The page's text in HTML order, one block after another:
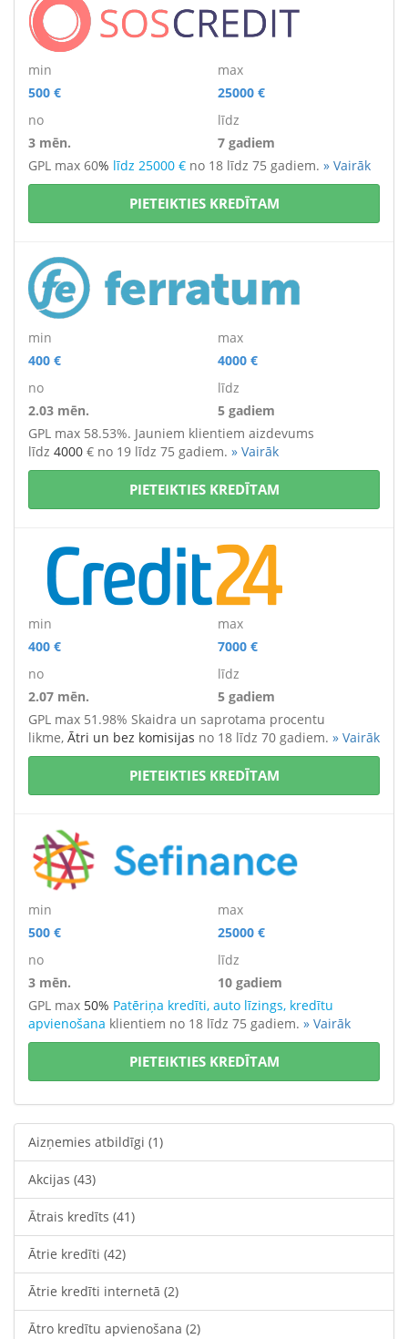
min
500 €
max
25000 €
no
3 mēn.
līdz
7 gadiem
GPL max 60% līdz 25000 € no 18 līdz 75 gadiem. » Vairāk
PIETEIKTIES KREDĪTAM
min
400 €
max
4000 €
no
2.03 mēn.
līdz
5 gadiem
GPL max 58.53%. Jauniem klientiem aizdevums
līdz 4000 € no 19 līdz 75 gadiem. » Vairāk
PIETEIKTIES KREDĪTAM
min
400 €
max
7000 €
no
2.07 mēn.
līdz
5 gadiem
GPL max 51.98% Skaidra un saprotama procentu
likme, Ātri un bez komisijas no 18 līdz 70 gadiem. » Vairāk
PIETEIKTIES KREDĪTAM
min
500 €
max
25000 €
no
3 mēn.
līdz
10 gadiem
GPL max 50% Patēriņa kredīti, auto līzings, kredītu
apvienošana klientiem no 18 līdz 75 gadiem. » Vairāk
PIETEIKTIES KREDĪTAM
Aizņemies atbildīgi (1)
Akcijas (43)
Ātrais kredīts (41)
Ātrie kredīti (42)
Ātrie kredīti internetā (2)
Ātro kredītu apvienošana (2)